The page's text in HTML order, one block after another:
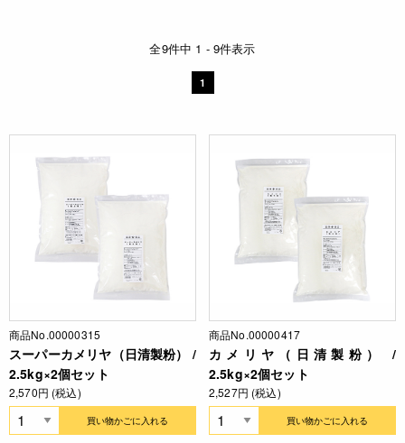
全9件中 1 - 9件表示
1
商品No.00000315
スーパーカメリヤ（日清製粉） /
2.5kg×2個セット
2,570円 (税込)
買い物かごに入れる
商品No.00000417
カメリヤ（日清製粉） /
2.5kg×2個セット
2,527円 (税込)
買い物かごに入れる